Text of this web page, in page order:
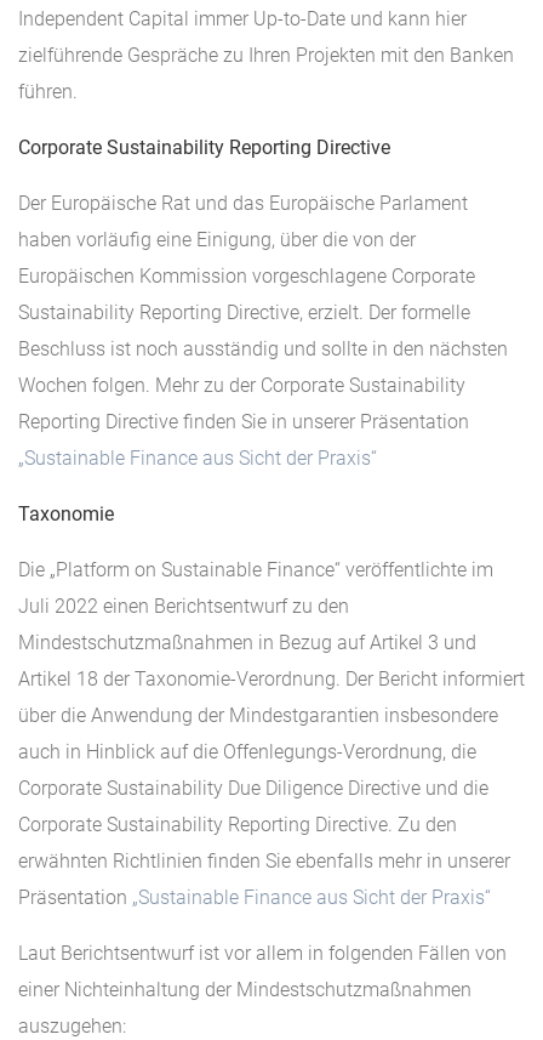
Independent Capital immer Up-to-Date und kann hier
zielführende Gespräche zu Ihren Projekten mit den Banken
führen.
Corporate Sustainability Reporting Directive
Der Europäische Rat und das Europäische Parlament
haben vorläufig eine Einigung, über die von der
Europäischen Kommission vorgeschlagene Corporate
Sustainability Reporting Directive, erzielt. Der formelle
Beschluss ist noch ausständig und sollte in den nächsten
Wochen folgen. Mehr zu der Corporate Sustainability
Reporting Directive finden Sie in unserer Präsentation
„Sustainable Finance aus Sicht der Praxis“
Taxonomie
Die „Platform on Sustainable Finance“ veröffentlichte im
Juli 2022 einen Berichtsentwurf zu den
Mindestschutzmaßnahmen in Bezug auf Artikel 3 und
Artikel 18 der Taxonomie-Verordnung. Der Bericht informiert
über die Anwendung der Mindestgarantien insbesondere
auch in Hinblick auf die Offenlegungs-Verordnung, die
Corporate Sustainability Due Diligence Directive und die
Corporate Sustainability Reporting Directive. Zu den
erwähnten Richtlinien finden Sie ebenfalls mehr in unserer
Präsentation „Sustainable Finance aus Sicht der Praxis“
Laut Berichtsentwurf ist vor allem in folgenden Fällen von
einer Nichteinhaltung der Mindestschutzmaßnahmen
auszugehen: